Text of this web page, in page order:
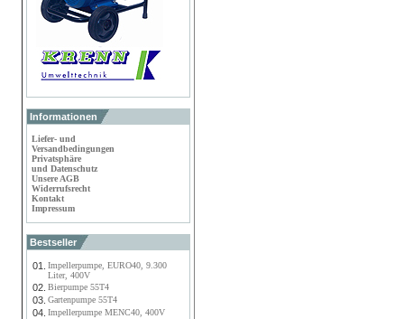
Informationen
Liefer- und
Versandbedingungen
Privatsphäre
und Datenschutz
Unsere AGB
Widerrufsrecht
Kontakt
Impressum
Bestseller
01.
Impellerpumpe, EURO40, 9.300
Liter, 400V
02. Bierpumpe 55T4
03. Gartenpumpe 55T4
04. Impellerpumpe MENC40, 400V